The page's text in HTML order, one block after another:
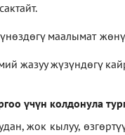
маалымат
жазуу жүзүндөгү
үчүн колдонула
жок кылуу,